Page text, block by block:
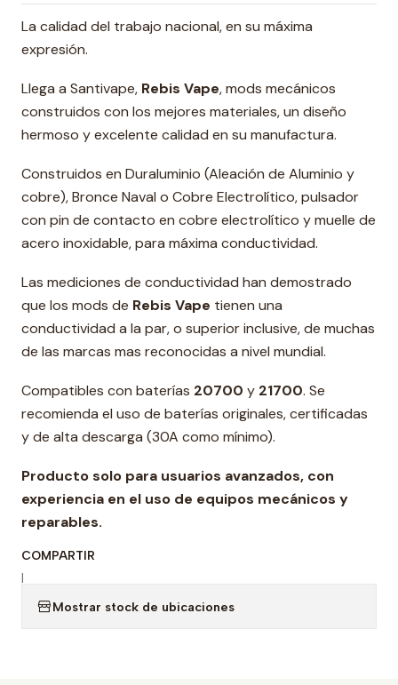
La calidad del trabajo nacional, en su máxima
expresión.
Llega a Santivape, Rebis Vape, mods mecánicos
construidos con los mejores materiales, un diseño
hermoso y excelente calidad en su manufactura.
Construidos en Duraluminio (Aleación de Aluminio y
cobre), Bronce Naval o Cobre Electrolítico, pulsador
con pin de contacto en cobre electrolítico y muelle de
acero inoxidable, para máxima conductividad.
Las mediciones de conductividad han demostrado
que los mods de Rebis Vape tienen una
conductividad a la par, o superior inclusive, de muchas
de las marcas mas reconocidas a nivel mundial.
Compatibles con baterías 20700 y 21700. Se
recomienda el uso de baterías originales, certificadas
y de alta descarga (30A como mínimo).
Producto solo para usuarios avanzados, con
experiencia en el uso de equipos mecánicos y
reparables.
COMPARTIR
|
Mostrar stock de ubicaciones